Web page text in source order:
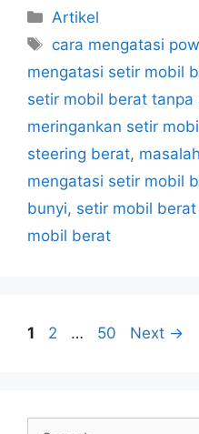
Artikel
cara mengatasi
mengatasi setir mobil
setir mobil berat tanpa
meringankan setir
steering berat,
mengatasi setir mobil
bunyi, setir mobil
mobil berat
1 2 … 50 Next →